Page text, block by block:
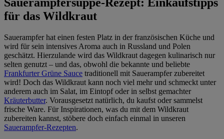
für das Wildkraut
Sauerampfer hat einen festen Platz in der französischen Küche und
wird für sein intensives Aroma auch in Russland und Polen
geschätzt. Hierzulande wird das Wildkraut dagegen kulinarisch nur
selten genutzt – und das, obwohl die bekannte und beliebte
Frankfurter Grüne Sauce traditionell mit Sauerampfer zubereitet
wird! Doch das Wildkraut kann noch viel mehr und schmeckt unter
anderem auch im Salat, im Eintopf oder in selbst gemachter
Kräuterbutter. Vorausgesetzt natürlich, du kaufst oder sammelst
frische Ware. Für Inspirationen, was du mit dem Wildkraut
zubereiten kannst, stöbere doch einfach einmal in unseren
Sauerampfer-Rezepten.